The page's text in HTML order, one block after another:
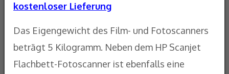
kostenloser Lieferung
Das Eigengewicht des Film- und Fotoscanners
beträgt 5 Kilogramm. Neben dem HP Scanjet
Flachbett-Fotoscanner ist ebenfalls eine